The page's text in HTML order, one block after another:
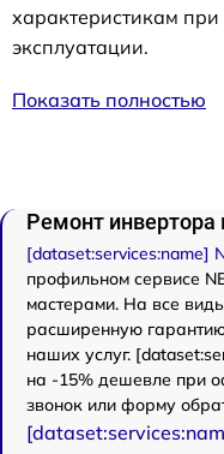
характеристикам
эксплуатации.
Показать полностью
Ремонт инвертора
[dataset:services:name]
профильном сервисе
мастерами. На все
расширенную
наших услуг.
на -15% дешевле при
звонок или форму